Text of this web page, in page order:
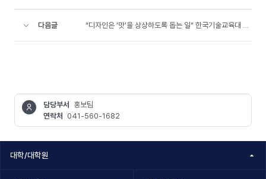
다음글 “디자인은 ‘맛’을 상상하도록 돕는 일” 한국기술교육대 디자인공학전공 21팀 이색..
담당부서
홍보팀
연락처
041-560-1682
대학/대학원